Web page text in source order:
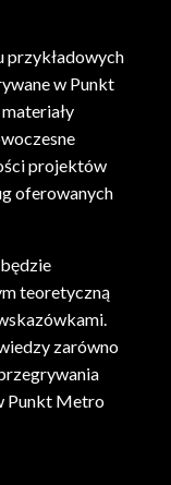
przykładowych
w Punkt
projektów
oferowanych
teoretyczną
zarówno
Punkt Metro